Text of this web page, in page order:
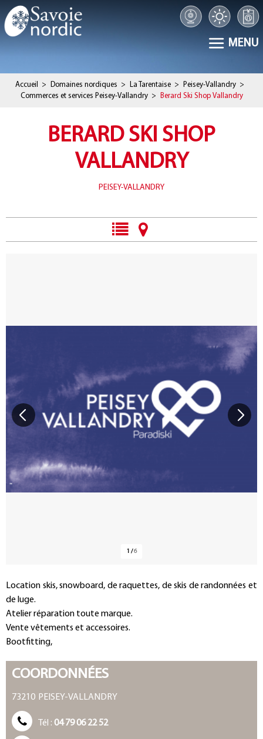
MENU
Accueil > Domaines nordiques > La Tarentaise > Peisey-Vallandry >
Commerces et services Peisey-Vallandry > Berard Ski Shop Vallandry
BERARD SKI SHOP
VALLANDRY
PEISEY-VALLANDRY
1 /6
Location skis, snowboard, de raquettes, de skis de randonnées et
de luge.
Atelier réparation toute marque.
Vente vêtements et accessoires.
Bootfitting,
COORDONNÉES
73210 PEISEY-VALLANDRY
Tél : 04 79 06 22 52